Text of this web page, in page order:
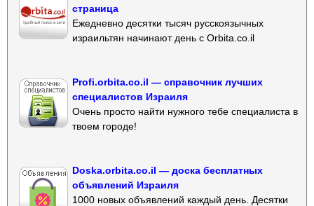
страница
Ежедневно десятки тысяч русскоязычных
израильтян начинают день с Orbita.co.il
Profi.orbita.co.il — справочник лучших
специалистов Израиля
Очень просто найти нужного тебе специалиста в
твоем городе!
Doska.orbita.co.il — доска бесплатных
объявлений Израиля
1000 новых объявлений каждый день. Десятки